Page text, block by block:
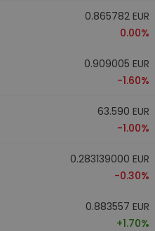
0.865782 EUR
0.00%
0.909005 EUR
-1.60%
63.590 EUR
-1.00%
0.283139000 EUR
-0.30%
0.883557 EUR
+1.70%